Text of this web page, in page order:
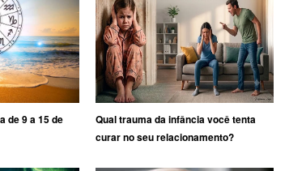
de 9 a 15 de
Qual trauma da infância você tenta
curar no seu relacionamento?